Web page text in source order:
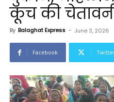
कूच की
By Balaghat Express - June 3, 2026
Facebook